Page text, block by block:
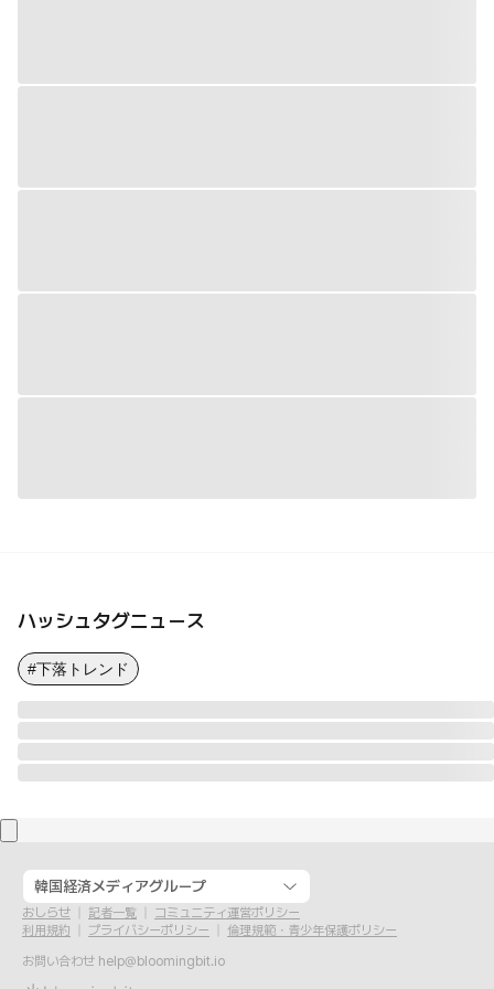
ハッシュタグニュース
#下落トレンド
韓国経済メディアグループ
おしらせ 記者一覧
コミュニティ運営ポリシー
利用規約
プライバシーポリシー
倫理規範・青少年保護ポリシー
お問い合わせ help@bloomingbit.io